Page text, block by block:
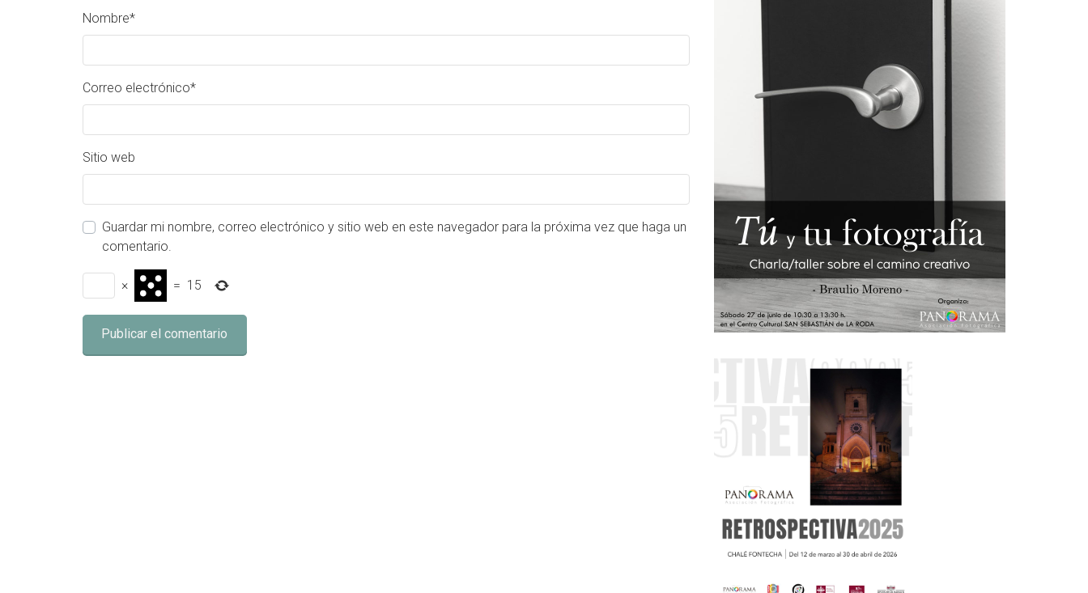
Nombre*
Correo electrónico*
Sitio web
Guardar mi nombre, correo electrónico y sitio web en este navegador para la próxima vez que haga un
comentario.
× = 15